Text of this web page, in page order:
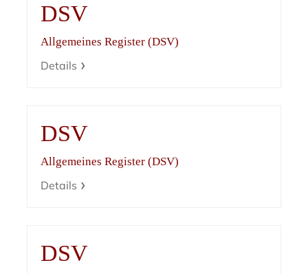
DSV
Allgemeines Register (DSV)
Details
DSV
Allgemeines Register (DSV)
Details
DSV